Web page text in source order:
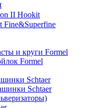
II Hookit
и круги Formel
Formel
Schtaer
Schtaer